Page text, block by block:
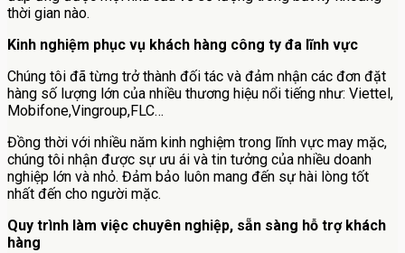
thời gian nào.
Kinh nghiệm phục vụ khách hàng công ty đa lĩnh vực
Chúng tôi đã từng trở thành đối tác và đảm nhận các đơn đặt
hàng số lượng lớn của nhiều thương hiệu nổi tiếng như: Viettel,
Mobifone,Vingroup,FLC…
Đồng thời với nhiều năm kinh nghiệm trong lĩnh vực may mặc,
chúng tôi nhận được sự ưu ái và tin tưởng của nhiều doanh
nghiệp lớn và nhỏ. Đảm bảo luôn mang đến sự hài lòng tốt
nhất đến cho người mặc.
Quy trình làm việc chuyên nghiệp, sẵn sàng hỗ trợ khách
hàng